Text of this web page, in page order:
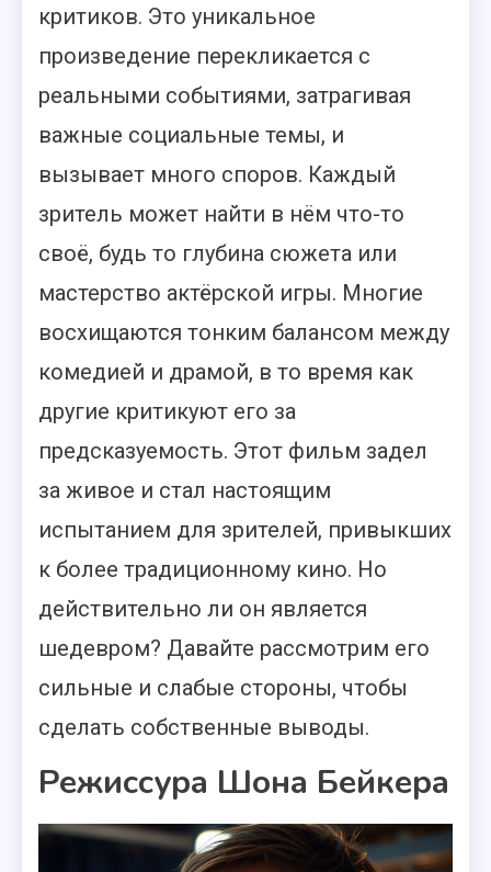
критиков. Это уникальное
произведение перекликается с
реальными событиями, затрагивая
важные социальные темы, и
вызывает много споров. Каждый
зритель может найти в нём что-то
своё, будь то глубина сюжета или
мастерство актёрской игры. Многие
восхищаются тонким балансом между
комедией и драмой, в то время как
другие критикуют его за
предсказуемость. Этот фильм задел
за живое и стал настоящим
испытанием для зрителей, привыкших
к более традиционному кино. Но
действительно ли он является
шедевром? Давайте рассмотрим его
сильные и слабые стороны, чтобы
сделать собственные выводы.
Режиссура Шона Бейкера